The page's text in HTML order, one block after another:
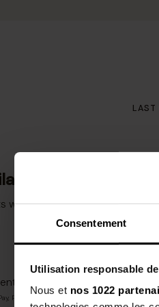
Consentement
Utilisation responsable
Nous et nos 1022
LAST
yet
will be shown here as they
Paypal,